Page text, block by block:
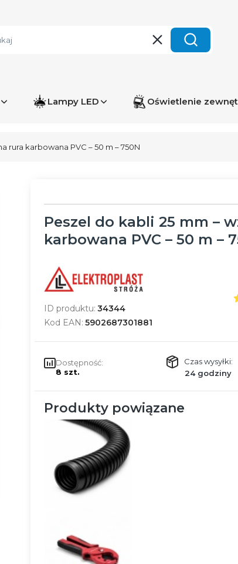
WyczyśćSzukaj
Lampy LED Oświetlenie
rura karbowana PVC – 50 m – 750N
Peszel do kabli 25 mm –
karbowana PVC – 50 m –
ID produktu: 34344
Kod EAN: 5902687301881
Dostępność:
8 szt.
Czas wysyłki:
24 godziny
Produkty powiązane